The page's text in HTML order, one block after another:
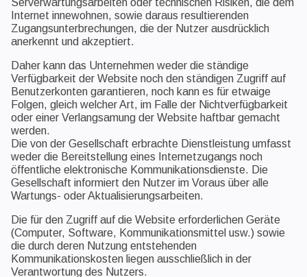
Serverwartungsarbeiten oder technischen Risiken, die dem
Internet innewohnen, sowie daraus resultierenden
Zugangsunterbrechungen, die der Nutzer ausdrücklich
anerkennt und akzeptiert.
Daher kann das Unternehmen weder die ständige
Verfügbarkeit der Website noch den ständigen Zugriff auf
Benutzerkonten garantieren, noch kann es für etwaige
Folgen, gleich welcher Art, im Falle der Nichtverfügbarkeit
oder einer Verlangsamung der Website haftbar gemacht
werden.
Die von der Gesellschaft erbrachte Dienstleistung umfasst
weder die Bereitstellung eines Internetzugangs noch
öffentliche elektronische Kommunikationsdienste. Die
Gesellschaft informiert den Nutzer im Voraus über alle
Wartungs- oder Aktualisierungsarbeiten.
Die für den Zugriff auf die Website erforderlichen Geräte
(Computer, Software, Kommunikationsmittel usw.) sowie
die durch deren Nutzung entstehenden
Kommunikationskosten liegen ausschließlich in der
Verantwortung des Nutzers.